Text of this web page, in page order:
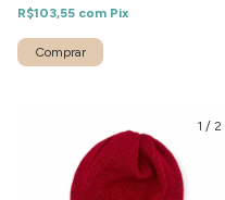
R$103,55 com Pix
1 / 2